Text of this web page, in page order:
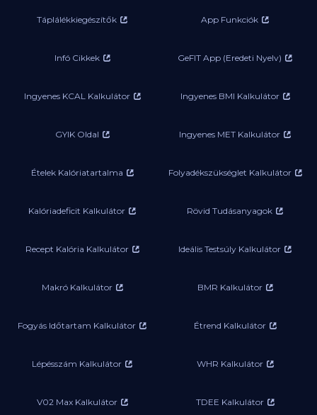
Táplálékkiegészítők App Funkciók
Infó Cikkek GeFIT App (Eredeti Nyelv)
Ingyenes KCAL Kalkulátor Ingyenes BMI Kalkulátor
GYIK Oldal Ingyenes MET Kalkulátor
Ételek Kalóriatartalma Folyadékszükséglet Kalkulátor
Kalóriadeficit Kalkulátor Rövid Tudásanyagok
Recept Kalória Kalkulátor Ideális Testsúly Kalkulátor
Makró Kalkulátor BMR Kalkulátor
Fogyás Időtartam Kalkulátor Étrend Kalkulátor
Lépésszám Kalkulátor WHR Kalkulátor
V02 Max Kalkulátor TDEE Kalkulátor